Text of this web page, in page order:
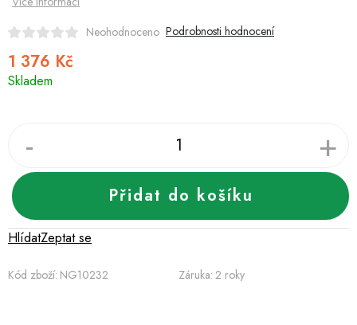
1 376 Kč
Skladem
Přidat do košíku
Kód zboží: NG10232 Záruka: 2 roky
Zeptat se
Hlídat
Neohodnoceno Podrobnosti hodnocení